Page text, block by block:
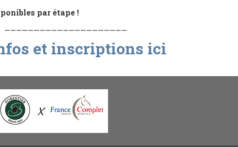
par étape !
—————————————————————
et inscriptions ici